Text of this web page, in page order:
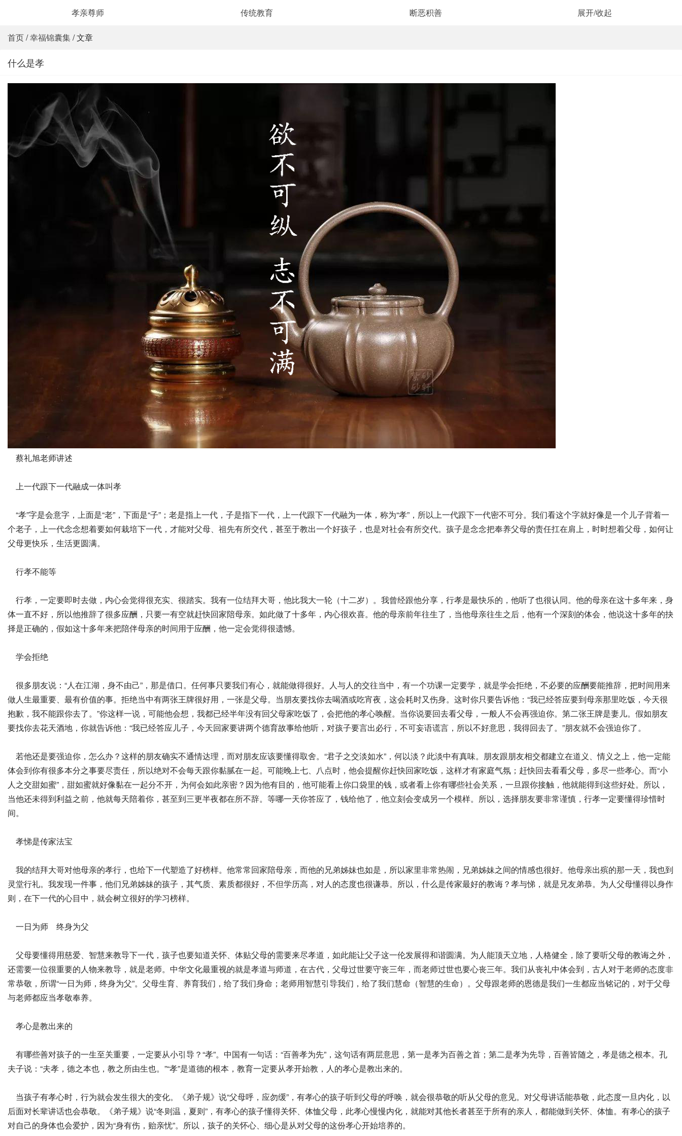
孝亲尊师 传统教育 断恶积善 展开/收起
首页/幸福锦囊集/ 文章
什么是孝
蔡礼旭老师讲述
上一代跟下一代融成一体叫孝
“孝”字是会意字，上面是“老”，下面是“子”；老是指上一代，子是指下一代，上一代跟下一代融为一体，称为“孝”，所以上一代跟下一代密不可分。我们看这个字就好像是一个儿子背着一
个老子，上一代念念想着要如何栽培下一代，才能对父母、祖先有所交代，甚至于教出一个好孩子，也是对社会有所交代。孩子是念念把奉养父母的责任扛在肩上，时时想着父母，如何让
父母更快乐，生活更圆满。
行孝不能等
行孝，一定要即时去做，内心会觉得很充实、很踏实。我有一位结拜大哥，他比我大一轮（十二岁）。我曾经跟他分享，行孝是最快乐的，他听了也很认同。他的母亲在这十多年来，身
体一直不好，所以他推辞了很多应酬，只要一有空就赶快回家陪母亲。如此做了十多年，内心很欢喜。他的母亲前年往生了，当他母亲往生之后，他有一个深刻的体会，他说这十多年的抉
择是正确的，假如这十多年来把陪伴母亲的时间用于应酬，他一定会觉得很遗憾。
学会拒绝
很多朋友说：“人在江湖，身不由己”，那是借口。任何事只要我们有心，就能做得很好。人与人的交往当中，有一个功课一定要学，就是学会拒绝，不必要的应酬要能推辞，把时间用来
做人生最重要、最有价值的事。拒绝当中有两张王牌很好用，一张是父母。当朋友要找你去喝酒或吃宵夜，这会耗时又伤身。这时你只要告诉他：“我已经答应要到母亲那里吃饭，今天很
抱歉，我不能跟你去了。”你这样一说，可能他会想，我都已经半年没有回父母家吃饭了，会把他的孝心唤醒。当你说要回去看父母，一般人不会再强迫你。第二张王牌是妻儿。假如朋友
要找你去花天酒地，你就告诉他：“我已经答应儿子，今天回家要讲两个德育故事给他听，对孩子要言出必行，不可妄语谎言，所以不好意思，我得回去了。”朋友就不会强迫你了。
若他还是要强迫你，怎么办？这样的朋友确实不通情达理，而对朋友应该要懂得取舍。“君子之交淡如水”，何以淡？此淡中有真味。朋友跟朋友相交都建立在道义、情义之上，他一定能
体会到你有很多本分之事要尽责任，所以绝对不会每天跟你黏腻在一起。可能晚上七、八点时，他会提醒你赶快回家吃饭，这样才有家庭气氛；赶快回去看看父母，多尽一些孝心。而“小
人之交甜如蜜”，甜如蜜就好像黏在一起分不开，为何会如此亲密？因为他有目的，他可能看上你口袋里的钱，或者看上你有哪些社会关系，一旦跟你接触，他就能得到这些好处。所以，
当他还未得到利益之前，他就每天陪着你，甚至到三更半夜都在所不辞。等哪一天你答应了，钱给他了，他立刻会变成另一个模样。所以，选择朋友要非常谨慎，行孝一定要懂得珍惜时
间。
孝悌是传家法宝
我的结拜大哥对他母亲的孝行，也给下一代塑造了好榜样。他常常回家陪母亲，而他的兄弟姊妹也如是，所以家里非常热闹，兄弟姊妹之间的情感也很好。他母亲出殡的那一天，我也到
灵堂行礼。我发现一件事，他们兄弟姊妹的孩子，其气质、素质都很好，不但学历高，对人的态度也很谦恭。所以，什么是传家最好的教诲？孝与悌，就是兄友弟恭。为人父母懂得以身作
则，在下一代的心目中，就会树立很好的学习榜样。
一日为师 终身为父
父母要懂得用慈爱、智慧来教导下一代，孩子也要知道关怀、体贴父母的需要来尽孝道，如此能让父子这一伦发展得和谐圆满。为人能顶天立地，人格健全，除了要听父母的教诲之外，
还需要一位很重要的人物来教导，就是老师。中华文化最重视的就是孝道与师道，在古代，父母过世要守丧三年，而老师过世也要心丧三年。我们从丧礼中体会到，古人对于老师的态度非
常恭敬，所谓“一日为师，终身为父”。父母生育、养育我们，给了我们身命；老师用智慧引导我们，给了我们慧命（智慧的生命）。父母跟老师的恩德是我们一生都应当铭记的，对于父母
与老师都应当孝敬奉养。
孝心是教出来的
有哪些善对孩子的一生至关重要，一定要从小引导？“孝”。中国有一句话：“百善孝为先”，这句话有两层意思，第一是孝为百善之首；第二是孝为先导，百善皆随之，孝是德之根本。孔
夫子说：“夫孝，德之本也，教之所由生也。”“孝”是道德的根本，教育一定要从孝开始教，人的孝心是教出来的。
当孩子有孝心时，行为就会发生很大的变化。《弟子规》说“父母呼，应勿缓”，有孝心的孩子听到父母的呼唤，就会很恭敬的听从父母的意见。对父母讲话能恭敬，此态度一旦内化，以
后面对长辈讲话也会恭敬。《弟子规》说“冬则温，夏则”，有孝心的孩子懂得关怀、体恤父母，此孝心慢慢内化，就能对其他长者甚至于所有的亲人，都能做到关怀、体恤。有孝心的孩子
对自己的身体也会爱护，因为“身有伤，贻亲忧”。所以，孩子的关怀心、细心是从对父母的这份孝心开始培养的。